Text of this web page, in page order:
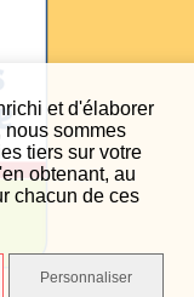
et d'élaborer
nous sommes
tiers sur votre
obtenant, au
chacun de ces
Personnaliser